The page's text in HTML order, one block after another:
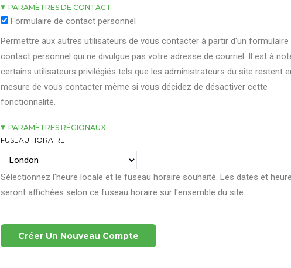
PARAMÈTRES DE CONTACT
Formulaire de contact personnel
Permettre aux autres utilisateurs de vous contacter à partir d'un formulaire
contact personnel qui ne divulgue pas votre adresse de courriel. Il est à
certains utilisateurs privilégiés tels que les administrateurs du site restent
mesure de vous contacter même si vous décidez de désactiver cette
fonctionnalité.
PARAMÈTRES RÉGIONAUX
FUSEAU HORAIRE
Sélectionnez l'heure locale et le fuseau horaire souhaité. Les dates et
seront affichées selon ce fuseau horaire sur l'ensemble du site.